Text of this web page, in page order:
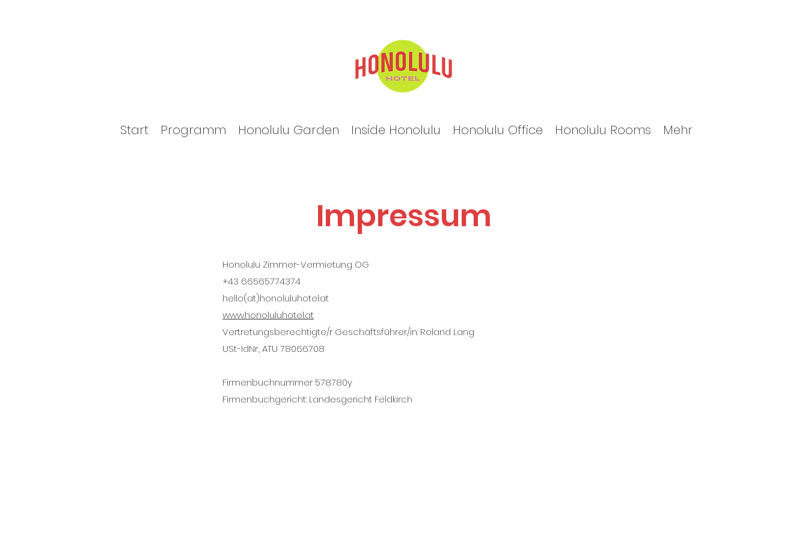
Start Programm Honolulu Garden Inside Honolulu Honolulu Office Honolulu Rooms Mehr
Impressum
Honolulu Zimmer-Vermietung OG
+43 66565774374
hello(at)honoluluhotel.at
www.honoluluhotel.at
Vertretungsberechtigte/r Geschäftsführer/in: Roland Lang
USt-IdNr., ATU 78066708
Firmenbuchnummer 578780y
Firmenbuchgericht: Landesgericht Feldkirch